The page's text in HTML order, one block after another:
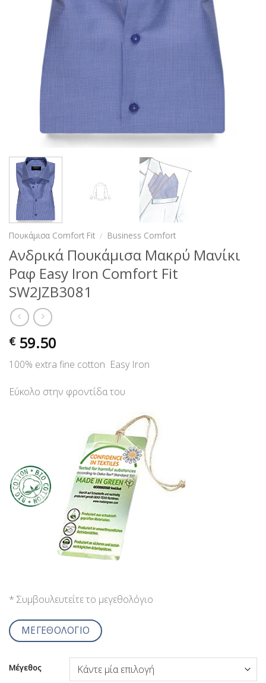
Πουκάμισα Comfort Fit / Business Comfort
Ανδρικά Πουκάμισα Μακρύ Μανίκι
Ραφ Easy Iron Comfort Fit
SW2JZB3081
€ 59.50
100% extra fine cotton Easy Iron
Εύκολο στην φροντίδα του
* Συμβουλευτείτε το μεγεθολόγιο
ΜΕΓΕΘΟΛΟΓΙΟ
Μέγεθος